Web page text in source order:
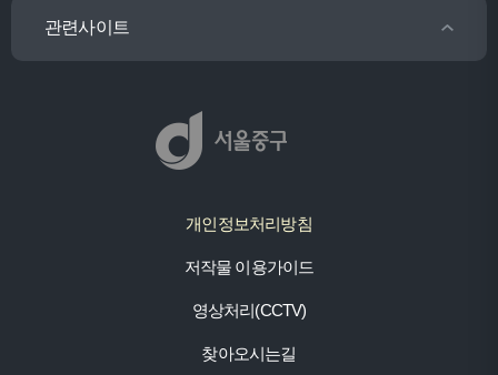
관련사이트
개인정보처리방침
저작물 이용가이드
영상처리(CCTV)
찾아오시는길